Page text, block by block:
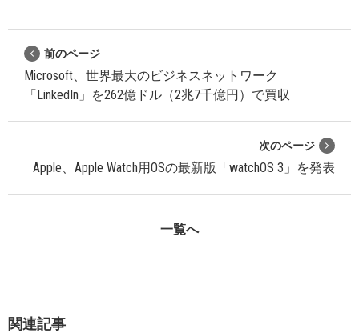
前のページ
Microsoft、世界最大のビジネスネットワーク
「LinkedIn」を262億ドル（2兆7千億円）で買収
次のページ
Apple、Apple Watch用OSの最新版「watchOS 3」を発表
一覧へ
関連記事